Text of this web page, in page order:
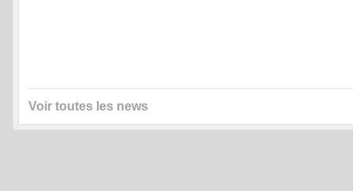
Voir toutes les news